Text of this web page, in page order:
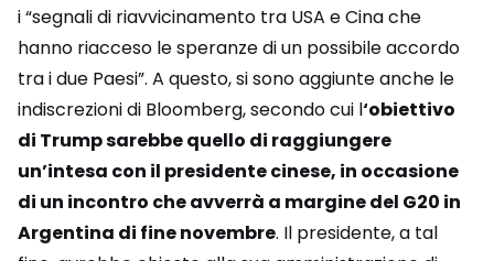
i “segnali di riavvicinamento tra USA e Cina che
hanno riacceso le speranze di un possibile accordo
tra i due Paesi”. A questo, si sono aggiunte anche le
indiscrezioni di Bloomberg, secondo cui l‘obiettivo
di Trump sarebbe quello di raggiungere
un’intesa con il presidente cinese, in occasione
di un incontro che avverrà a margine del G20 in
Argentina di fine novembre. Il presidente, a tal